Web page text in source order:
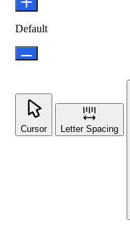
Default
Cursor Letter Spacing